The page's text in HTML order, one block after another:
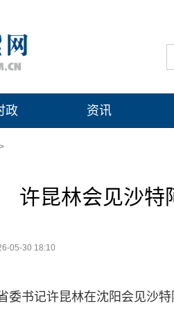
政 资讯
>
许昆林会见沙特
05-30 18:10
委书记许昆林在沈阳会见沙